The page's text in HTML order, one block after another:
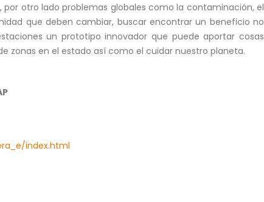
otro lado problemas globales como la contaminación, el
que deben cambiar, buscar encontrar un beneficio no
un prototipo innovador que puede aportar cosas
zonas en el estado así como el cuidar nuestro planeta.
index.html